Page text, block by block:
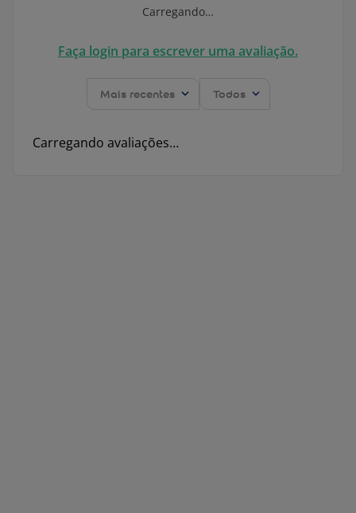
Carregando…
Faça login para escrever uma avaliação.
Mais recentes Todos
Carregando avaliações…